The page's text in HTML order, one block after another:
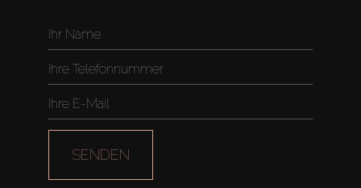
SENDEN